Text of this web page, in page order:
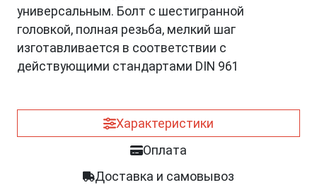
универсальным. Болт с шестигранной
головкой, полная резьба, мелкий шаг
изготавливается в соответствии с
действующими стандартами DIN 961
Характеристики
Оплата
Доставка и самовывоз